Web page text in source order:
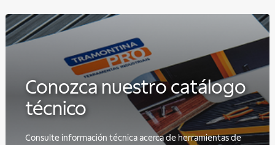
Conozca nuestro catálogo
técnico
Consulte información técnica acerca de herramientas de